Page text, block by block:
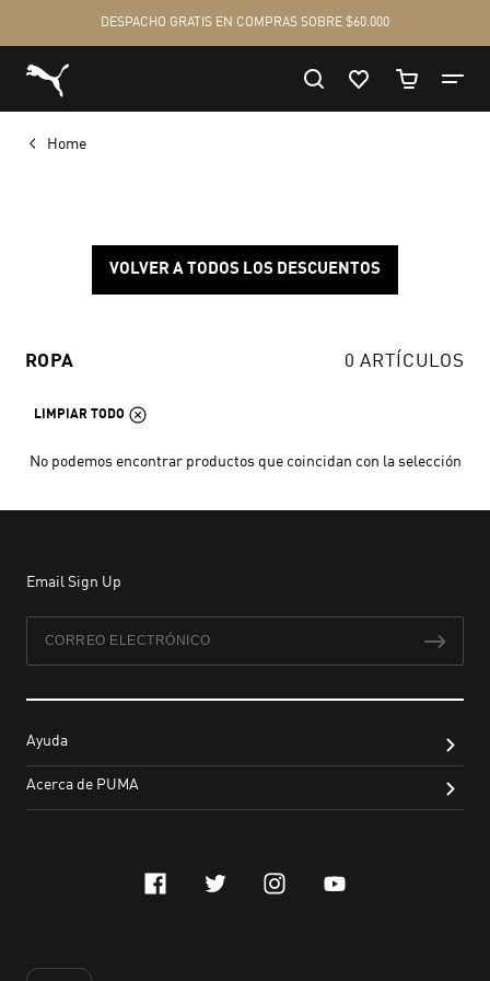
Home
VOLVER A TODOS LOS DESCUENTOS
ROPA 0 ARTÍCULOS
LIMPIAR TODO
No podemos encontrar productos que coincidan con la selección